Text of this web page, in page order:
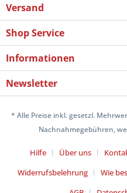
Versand
Shop Service
Informationen
Newsletter
* Alle Preise inkl. gesetzl.
Nachnahmegebühren,
Hilfe Über uns
Widerrufsbelehrung
Wie